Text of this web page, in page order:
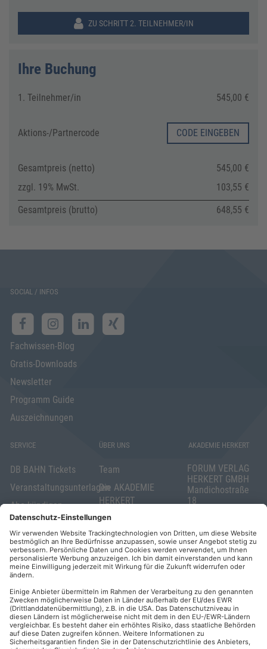
ZU SCHRITT 2. TEILNEHMER/IN
Ihre Buchung
1. Teilnehmer/in 545,00 €
Aktions-/Partnercode CODE EINGEBEN
Gesamtpreis (netto)
545,00 €
zzgl. 19% MwSt.
103,55 €
Gesamtpreis (brutto)
648,55 €
SOCIAL / INFOS
Fachwissen-Blog
Gratis-Downloads
Newsletter
Programm Guide
Auszeichnungen
SERVICE
DB BAHN Tickets
Veranstaltungsunterlagen
Abo kündigen
Widerrufsrecht
für Verbraucher
Elektronischer
Geschäftsverkehr
ÜBER UNS
Team
Die AKADEMIE
HERKERT
FORUM VERLAG
HERKERT
Kontakt
AKADEMIE HERKERT
FORUM VERLAG
HERKERT GMBH
Mandichostraße
18
Telefon: +49
(0)8233 381-123
Telefax: +49
(0)8233 381-222
E-Mail:
herkert.de
Zahlung per
Rechnung